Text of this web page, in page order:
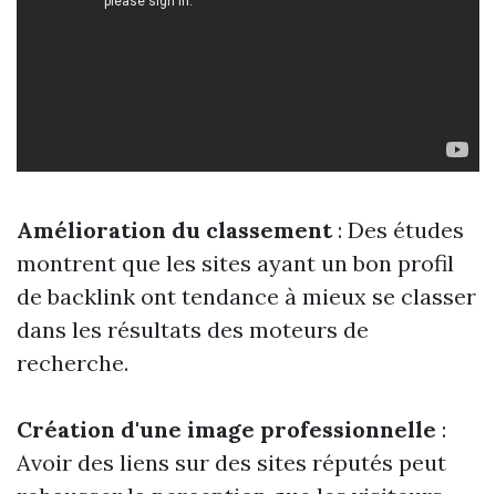
Amélioration du classement: Des études
montrent que les sites ayant un bon profil
de backlink ont tendance à mieux se classer
dans les résultats des moteurs de
recherche.
Création d'une image professionnelle :
Avoir des liens sur des sites réputés peut